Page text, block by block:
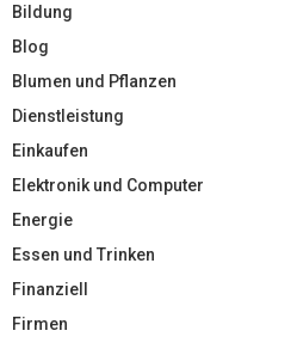
Bildung
Blog
Blumen und Pflanzen
Dienstleistung
Einkaufen
Elektronik und Computer
Energie
Essen und Trinken
Finanziell
Firmen